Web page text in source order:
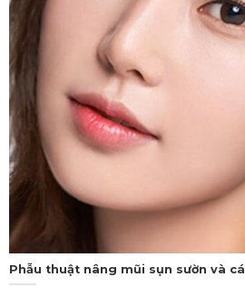
Phẫu thuật nâng mũi sụn sườn và